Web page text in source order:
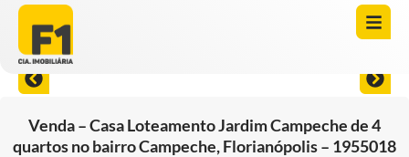
Venda – Casa Loteamento Jardim Campeche de 4
quartos no bairro Campeche, Florianópolis – 1955018